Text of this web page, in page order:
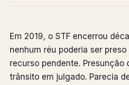
Em 2019, o STF encerrou
nenhum réu poderia ser
recurso pendente. Presunção
trânsito em julgado. Parecia